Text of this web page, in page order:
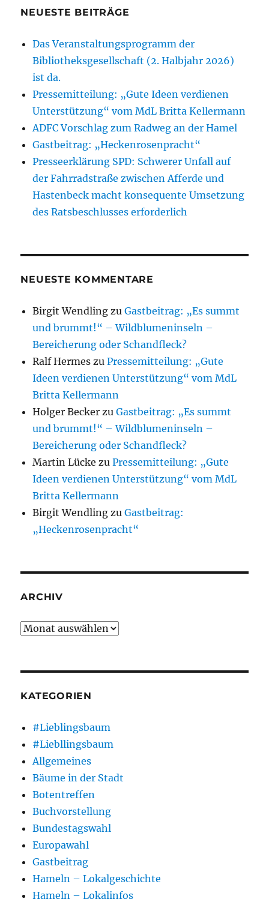
Landratsposten
Mitgliederversammlung
vorgeschlagen.
NEUESTE BEITRÄGE
Das Veranstaltungsprogramm der
Bibliotheksgesellschaft (2. Halbjahr 2026)
ist da.
Pressemitteilung: „Gute Ideen verdienen
Unterstützung“ vom MdL Britta Kellermann
ADFC Vorschlag zum Radweg an der Hamel
Gastbeitrag: „Heckenrosenpracht“
Presseerklärung SPD: Schwerer Unfall auf
der Fahrradstraße zwischen Afferde und
Hastenbeck macht konsequente Umsetzung
des Ratsbeschlusses erforderlich
NEUESTE KOMMENTARE
Birgit Wendling zuGastbeitrag: „Es summt
und brummt!“ – Wildblumeninseln –
Bereicherung oder Schandfleck?
Ralf Hermes zuPressemitteilung: „Gute
Ideen verdienen Unterstützung“ vom MdL
Britta Kellermann
Holger Becker zuGastbeitrag: „Es summt
und brummt!“ – Wildblumeninseln –
Bereicherung oder Schandfleck?
Martin Lücke zuPressemitteilung: „Gute
Ideen verdienen Unterstützung“ vom MdL
Britta Kellermann
Birgit Wendling zuGastbeitrag:
„Heckenrosenpracht“
ARCHIV
Archiv
KATEGORIEN
#Lieblingsbaum
#Liebllingsbaum
Allgemeines
Bäume in der Stadt
Botentreffen
Buchvorstellung
Bundestagswahl
Europawahl
Gastbeitrag
Hameln – Lokalgeschichte
Hameln – Lokalinfos